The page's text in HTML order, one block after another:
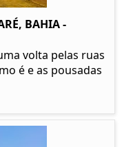
BAHIA -
volta pelas ruas
é e as pousadas